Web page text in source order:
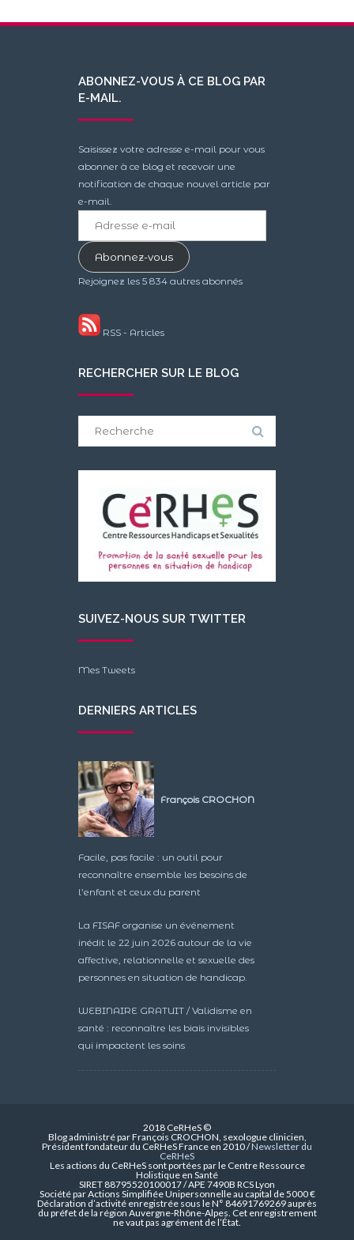
ABONNEZ-VOUS À CE BLOG PAR
E-MAIL.
Saisissez votre adresse e-mail pour vous
abonner à ce blog et recevoir une
notification de chaque nouvel article par
e-mail.
mailAbonnez-vous
Rejoignez les 5 834 autres abonnés
RSS - Articles
RECHERCHER SUR LE BLOG
SUIVEZ-NOUS SUR TWITTER
Mes Tweets
DERNIERS ARTICLES
François CROCHON
Facile, pas facile : un outil pour
reconnaître ensemble les besoins de
l’enfant et ceux du parent
La FISAF organise un événement
inédit le 22 juin 2026 autour de la vie
affective, relationnelle et sexuelle des
personnes en situation de handicap.
WEBINAIRE GRATUIT / Validisme en
santé : reconnaître les biais invisibles
qui impactent les soins
2018 CeRHeS ©
Blog administré par François CROCHON, sexologue clinicien,
Président fondateur du CeRHeS France en 2010 /Newsletter du
CeRHeS
Les actions du CeRHeS sont portées par le Centre Ressource
Holistique en Santé
SIRET 88795520100017 / APE 7490B RCS Lyon
Société par Actions Simplifiée Unipersonnelle au capital de 5000 €
Déclaration d’activité enregistrée sous le N° 84691769269 auprès
du préfet de la région Auvergne-Rhône-Alpes. Cet enregistrement
ne vaut pas agrément de l’État.